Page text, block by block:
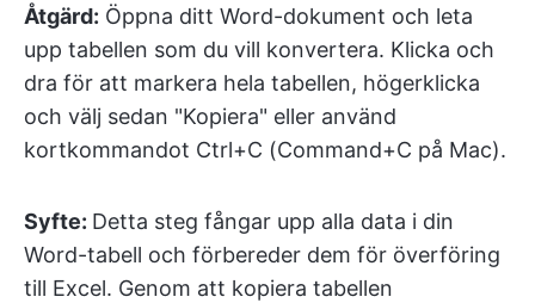
Åtgärd: Öppna ditt Word-dokument och leta
upp tabellen som du vill konvertera. Klicka och
dra för att markera hela tabellen, högerklicka
och välj sedan "Kopiera" eller använd
kortkommandot Ctrl+C (Command+C på Mac).
Syfte: Detta steg fångar upp alla data i din
Word-tabell och förbereder dem för överföring
till Excel. Genom att kopiera tabellen